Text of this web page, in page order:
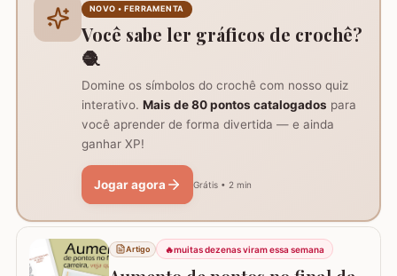
deixem de se inscrever em seu canal no YouTube –&gt;
AQUI. Já temos disponível aqui no blog…
NOVO • FERRAMENTA
Você sabe ler gráficos de crochê?
🧶
Domine os símbolos do crochê com nosso quiz
interativo. Mais de 80 pontos catalogados para
você aprender de forma divertida — e ainda
ganhar XP!
Jogar agora Grátis • 2 min
Artigo 🔥muitas dezenas viram essa semana